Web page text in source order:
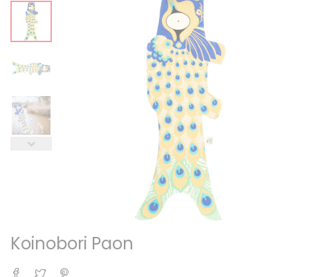
Koinobori Paon
Partager
Tweet